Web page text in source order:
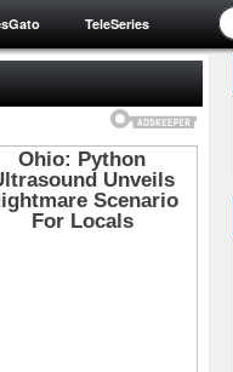
TeleSeries